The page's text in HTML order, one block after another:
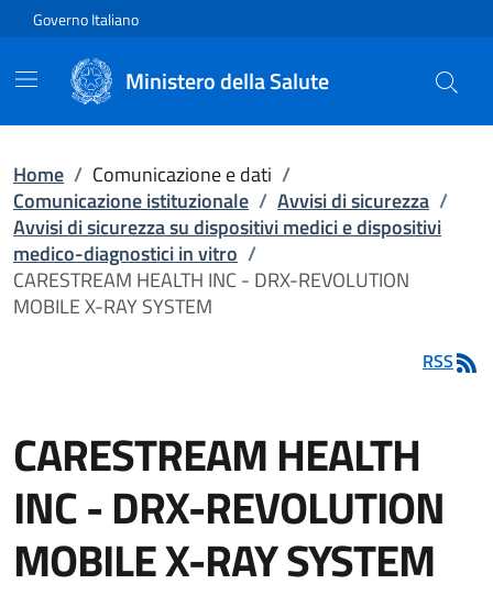
Vai direttamente al contenuto
Governo Italiano
Ministero della Salute
Home / Comunicazione e dati /
Comunicazione istituzionale / Avvisi di sicurezza /
Avvisi di sicurezza su dispositivi medici e dispositivi
medico-diagnostici in vitro /
CARESTREAM HEALTH INC - DRX-REVOLUTION
MOBILE X-RAY SYSTEM
RSS
CARESTREAM HEALTH
INC - DRX-REVOLUTION
MOBILE X-RAY SYSTEM